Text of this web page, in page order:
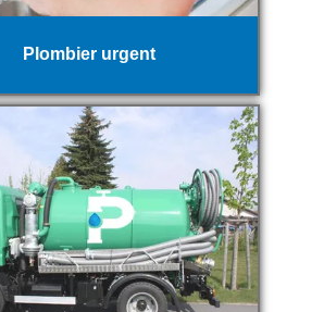
Plombier urgent